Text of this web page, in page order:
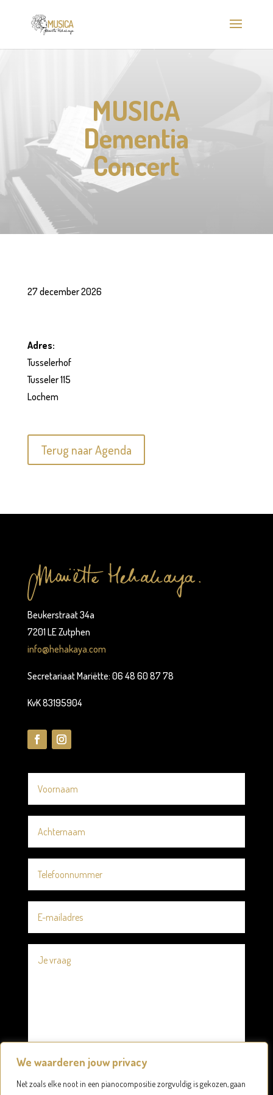
We waarderen jouw privacy
Net zoals elke noot in een pianocompositie zorgvuldig is gekozen, gaan
MUSICA
Dementia
Concert
27 december 2026
Adres:
Tusselerhof
Tusseler 115
Lochem
Terug naar Agenda
Beukerstraat 34a
7201 LE Zutphen
info@hehakaya.com
Secretariaat Mariëtte: 06 48 60 87 78
KvK 83195904